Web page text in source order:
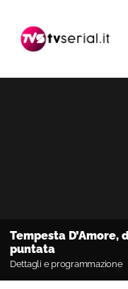
navigazione
contenuto
barra
primaria
Tempesta D’Amore,
puntata
Dettagli e programmazione